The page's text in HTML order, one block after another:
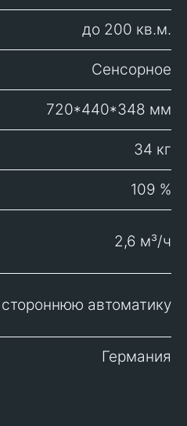
до 200 кв.м.
Сенсорное
720*440*348 мм
34 кг
109 %
2,6 м³/ч
автоматику
Германия